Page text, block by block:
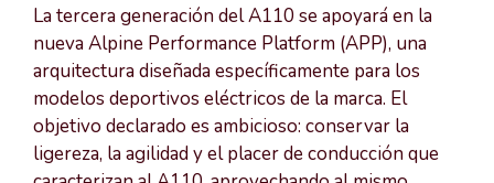
La tercera generación del A110 se apoyará en la
nueva Alpine Performance Platform (APP), una
arquitectura diseñada específicamente para los
modelos deportivos eléctricos de la marca. El
objetivo declarado es ambicioso: conservar la
ligereza, la agilidad y el placer de conducción que